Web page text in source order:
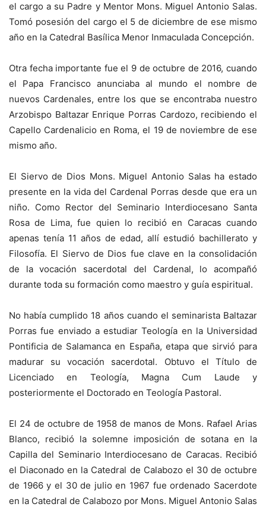
el cargo a su Padre y Mentor Mons. Miguel Antonio Salas.
Tomó posesión del cargo el 5 de diciembre de ese mismo
año en la Catedral Basílica Menor Inmaculada Concepción.
Otra fecha importante fue el 9 de octubre de 2016, cuando
el Papa Francisco anunciaba al mundo el nombre de
nuevos Cardenales, entre los que se encontraba nuestro
Arzobispo Baltazar Enrique Porras Cardozo, recibiendo el
Capello Cardenalicio en Roma, el 19 de noviembre de ese
mismo año.
El Siervo de Dios Mons. Miguel Antonio Salas ha estado
presente en la vida del Cardenal Porras desde que era un
niño. Como Rector del Seminario Interdiocesano Santa
Rosa de Lima, fue quien lo recibió en Caracas cuando
apenas tenía 11 años de edad, allí estudió bachillerato y
Filosofía. El Siervo de Dios fue clave en la consolidación
de la vocación sacerdotal del Cardenal, lo acompañó
durante toda su formación como maestro y guía espiritual.
No había cumplido 18 años cuando el seminarista Baltazar
Porras fue enviado a estudiar Teología en la Universidad
Pontificia de Salamanca en España, etapa que sirvió para
madurar su vocación sacerdotal. Obtuvo el Título de
Licenciado en Teología, Magna Cum Laude y
posteriormente el Doctorado en Teología Pastoral.
El 24 de octubre de 1958 de manos de Mons. Rafael Arias
Blanco, recibió la solemne imposición de sotana en la
Capilla del Seminario Interdiocesano de Caracas. Recibió
el Diaconado en la Catedral de Calabozo el 30 de octubre
de 1966 y el 30 de julio en 1967 fue ordenado Sacerdote
en la Catedral de Calabozo por Mons. Miguel Antonio Salas